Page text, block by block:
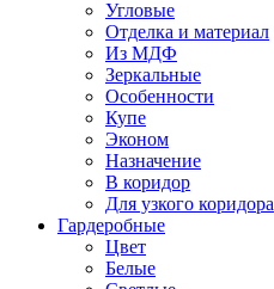
Угловые
Отделка и материал
Из МДФ
Зеркальные
Особенности
Купе
Эконом
Назначение
В коридор
Для узкого коридора
Гардеробные
Цвет
Белые